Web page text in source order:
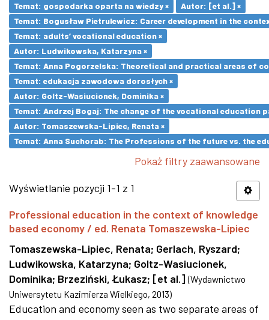
Temat: gospodarka oparta na wiedzy ×
Autor: [et al.] ×
Temat: Bogusław Pietrulewicz: Career development in the
Temat: adults’ vocational education ×
Autor: Ludwikowska, Katarzyna ×
Temat: Anna Pogorzelska: Theoretical and practical areas of
Temat: edukacja zawodowa dorosłych ×
Autor: Goltz-Wasiucionek, Dominika ×
Temat: Andrzej Bogaj: The change of the vocational education
Autor: Tomaszewska-Lipiec, Renata ×
Temat: Anna Suchorab: The Professions of the future vs. the
Pokaż filtry zaawansowane
Wyświetlanie pozycji 1-1 z 1
Professional education in the context of knowledge
based economy / ed. Renata Tomaszewska-Lipiec
Tomaszewska-Lipiec, Renata; Gerlach, Ryszard;
Ludwikowska, Katarzyna; Goltz-Wasiucionek,
Dominika; Brzeziński, Łukasz; [et al.] (Wydawnictwo
Uniwersytetu Kazimierza Wielkiego, 2013)
Education and economy seen as two separate areas of